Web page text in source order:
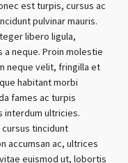
est turpis, cursus ac
pulvinar mauris.
libero ligula,
neque. Proin molestie
neque velit, fringilla et
habitant morbi
fames ac turpis
interdum ultricies.
cursus tincidunt
accumsan ac, ultrices
euismod ut, lobortis